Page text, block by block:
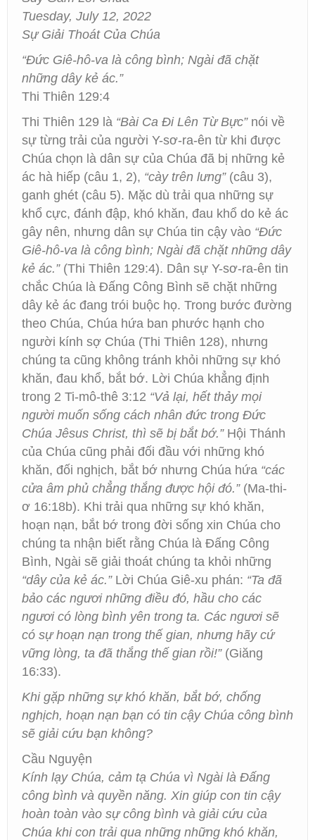
Tuesday, July 12, 2022
Sự Giải Thoát Của Chúa
“Đức Giê-hô-va là công bình; Ngài đã chặt
những dây kẻ ác.”
Thi Thiên 129:4
Thi Thiên 129 là “Bài Ca Đi Lên Từ Bực” nói về
sự từng trải của người Y-sơ-ra-ên từ khi được
Chúa chọn là dân sự của Chúa đã bị những kẻ
ác hà hiếp (câu 1, 2), “cày trên lưng”(câu 3),
ganh ghét (câu 5). Mặc dù trải qua những sự
khổ cực, đánh đập, khó khăn, đau khổ do kẻ ác
gây nên, nhưng dân sự Chúa tin cậy vào “Đức
Giê-hô-va là công bình; Ngài đã chặt những dây
kẻ ác.”(Thi Thiên 129:4). Dân sự Y-sơ-ra-ên tin
chắc Chúa là Đấng Công Bình sẽ chặt những
dây kẻ ác đang trói buộc họ. Trong bước đường
theo Chúa, Chúa hứa ban phước hạnh cho
người kính sợ Chúa (Thi Thiên 128), nhưng
chúng ta cũng không tránh khỏi những sự khó
khăn, đau khổ, bắt bớ. Lời Chúa khẳng định
trong 2 Ti-mô-thê 3:12 “Vả lại, hết thảy mọi
người muốn sống cách nhân đức trong Đức
Chúa Jêsus Christ, thì sẽ bị bắt bớ.”Hội Thánh
của Chúa cũng phải đối đầu với những khó
khăn, đối nghịch, bắt bớ nhưng Chúa hứa “các
cửa âm phủ chẳng thắng được hội đó.”(Ma-thi-
ơ 16:18b). Khi trải qua những sự khó khăn,
hoạn nạn, bắt bớ trong đời sống xin Chúa cho
chúng ta nhận biết rằng Chúa là Đấng Công
Bình, Ngài sẽ giải thoát chúng ta khỏi những
“dây của kẻ ác.”Lời Chúa Giê-xu phán: “Ta đã
bảo các ngươi những điều đó, hầu cho các
ngươi có lòng bình yên trong ta. Các ngươi sẽ
có sự hoạn nạn trong thế gian, nhưng hãy cứ
vững lòng, ta đã thắng thế gian rồi!”(Giăng
16:33).
Khi gặp những sự khó khăn, bắt bớ, chống
nghịch, hoạn nạn bạn có tin cậy Chúa công bình
sẽ giải cứu bạn không?
Cầu Nguyện
Kính lạy Chúa, cảm tạ Chúa vì Ngài là Đấng
công bình và quyền năng. Xin giúp con tin cậy
hoàn toàn vào sự công bình và giải cứu của
Chúa khi con trải qua những những khó khăn,